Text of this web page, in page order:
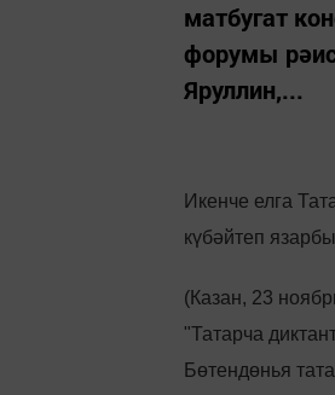
матбугат
форумы
Яруллин,...
Икенче елга
күбәйтеп
(Казан, 23
"Татарча
Бөтендөнья